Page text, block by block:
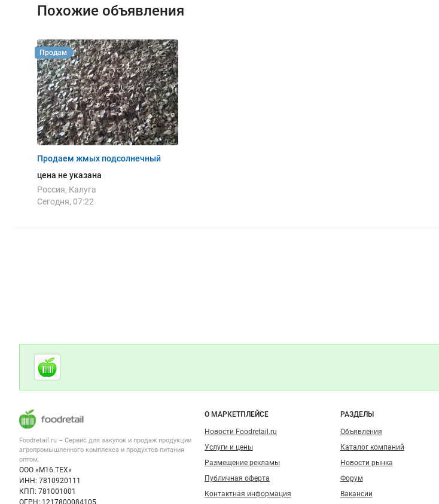
Похожие объявления
Продаем жмых подсолнечный
цена не указана
Россия, Калуга
Сегодня, 07:22
Продам
Дополнительная информация
Cсылки на полезные проекты
Foodretail.ru
— продукты
Важные разделы и контакты
Foodretail.ru – Сервис для закупок и продаж продукции
агропромышленного комплекса и продуктов питания
оптом.
ООО «М16.ТЕХ»
ИНН: 7810920111
КПП: 781001001
ОГРН: 1217800084105
Навигация по сайту
О МАРКЕТПЛЕЙСЕ
Новости Foodretail.ru
Услуги и цены
Размещение рекламы
Публичная оферта
Контактная информация
РАЗДЕЛЫ
Объявления
Каталог компаний
Новости рынка
Форум
Вакансии